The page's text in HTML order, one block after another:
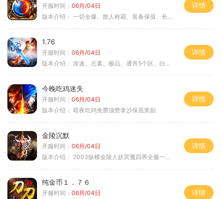
开服时间： 06月/04日
版本介绍： 一切全爆、散人称霸、装备保值、长期耐玩
详情
1.76
开服时间： 06月/04日
版本介绍： 攻速、元素、极品、通宵5个区、白天10个区
详情
今晚吃鸡迷失
开服时间： 06月/04日
版本介绍： 暗夜吃鸡免费顶赞拿沙保底奖励
详情
金陵沉默
开服时间： 06月/04日
版本介绍： 2003纵横金陵人妖冥魔四界全服一切靠
详情
纯金币１．７６
开服时间： 06月/04日
详情